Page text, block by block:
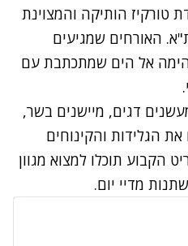
טורקיז הותיקה והמצוינת
האורחים שמגיעים
אל הים שמתכתבת עם
דגים, מיישנים בשר,
הגלידות והקינוחים
הקבוע תוכלו למצוא מגוון
מדיי יום.